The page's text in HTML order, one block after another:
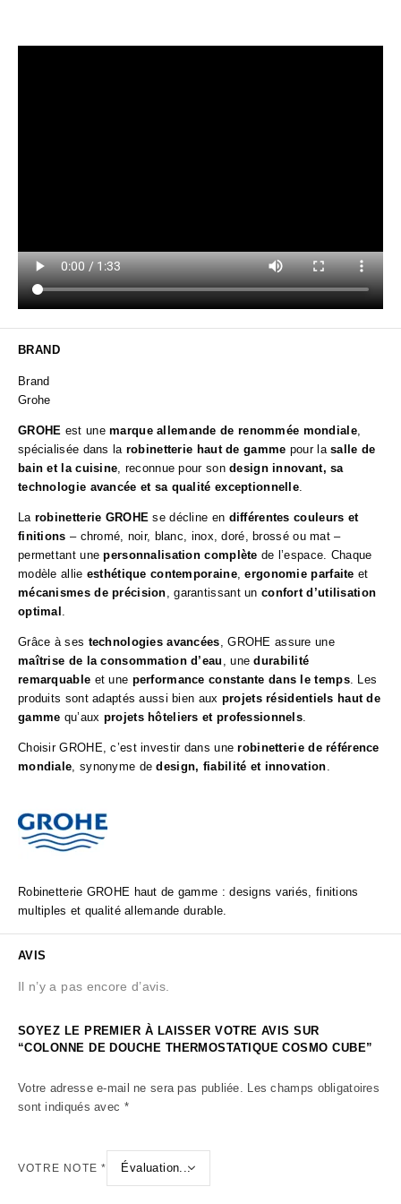
BRAND
Brand
Grohe
GROHE est unemarque allemande de renommée mondiale,
spécialisée dans la robinetterie haut de gamme pour lasalle de
bain et la cuisine, reconnue pour sondesign innovant, sa
technologie avancée et sa qualité exceptionnelle.
La robinetterie GROHE se décline en différentes couleurs et
finitions – chromé, noir, blanc, inox, doré, brossé ou mat –
permettant unepersonnalisation complète de l’espace. Chaque
modèle allie esthétique contemporaine,ergonomie parfaite et
mécanismes de précision, garantissant un confort d’utilisation
optimal .
Grâce à ses technologies avancées, GROHE assure une
maîtrise de la consommation d’eau , unedurabilité
remarquable et une performance constante dans le temps. Les
produits sont adaptés aussi bien aux projets résidentiels haut de
gamme qu’aux projets hôteliers et professionnels.
Choisir GROHE, c’est investir dans unerobinetterie de référence
mondiale, synonyme dedesign, fiabilité et innovation.
Robinetterie GROHE haut de gamme : designs variés, finitions
multiples et qualité allemande durable.
AVIS
Il n’y a pas encore d’avis.
SOYEZ LE PREMIER À LAISSER VOTRE AVIS SUR
“COLONNE DE DOUCHE THERMOSTATIQUE COSMO CUBE”
Votre adresse e-mail ne sera pas publiée. Les champs obligatoires
sont indiqués avec *
VOTRE NOTE*